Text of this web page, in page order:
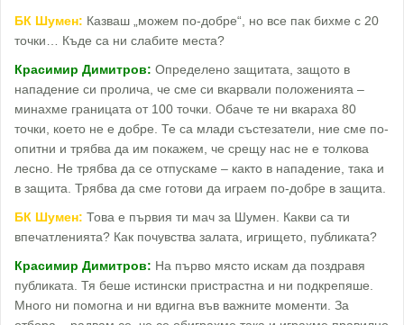
БК Шумен: Казваш „можем по-добре“, но все пак бихме с 20
точки… Къде са ни слабите места?
Красимир Димитров: Определено защитата, защото в
нападение си пролича, че сме си вкарвали положенията –
минахме границата от 100 точки. Обаче те ни вкараха 80
точки, което не е добре. Те са млади състезатели, ние сме по-
опитни и трябва да им покажем, че срещу нас не е толкова
лесно. Не трябва да се отпускаме – както в нападение, така и
в защита. Трябва да сме готови да играем по-добре в защита.
БК Шумен: Това е първия ти мач за Шумен. Какви са ти
впечатленията? Как почувства залата, игрището, публиката?
Красимир Димитров: На първо място искам да поздравя
публиката. Тя беше истински пристрастна и ни подкрепяше.
Много ни помогна и ни вдигна във важните моменти. За